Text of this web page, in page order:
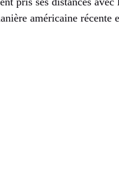
américaine récente